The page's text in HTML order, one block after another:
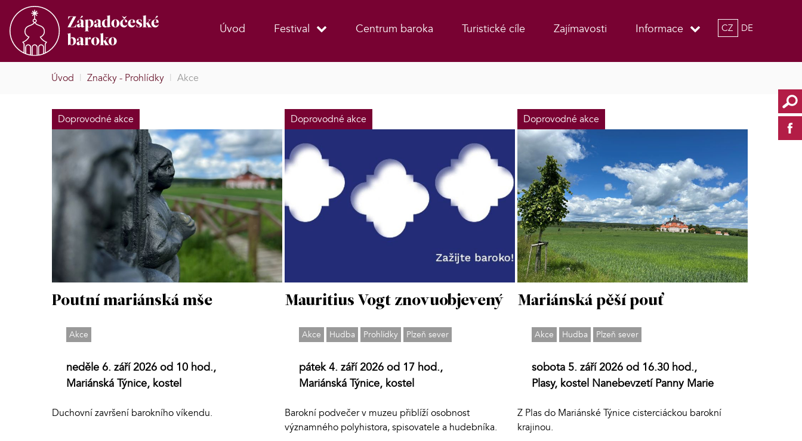
Úvod Festival Centrum baroka Turistické cíle Zajímavosti Informace CZ DE
Úvod | Značky - Prohlídky | Akce
Doprovodné akce
Poutní mariánská mše
Akce
neděle 6. září 2026 od 10 hod.,
Mariánská Týnice, kostel
Duchovní završení barokního víkendu.
Doprovodné akce
Mauritius Vogt znovuobjevený
Akce Hudba Prohlídky Plzeň sever
pátek 4. září 2026 od 17 hod.,
Mariánská Týnice, kostel
Barokní podvečer v muzeu přiblíží osobnost
významného polyhistora, spisovatele a hudebníka.
Doprovodné akce
Mariánská pěší pouť
Akce Hudba Plzeň sever
sobota 5. září 2026 od 16.30 hod.,
Plasy, kostel Nanebevzetí Panny Marie
Z Plas do Mariánské Týnice cisterciáckou barokní
krajinou.